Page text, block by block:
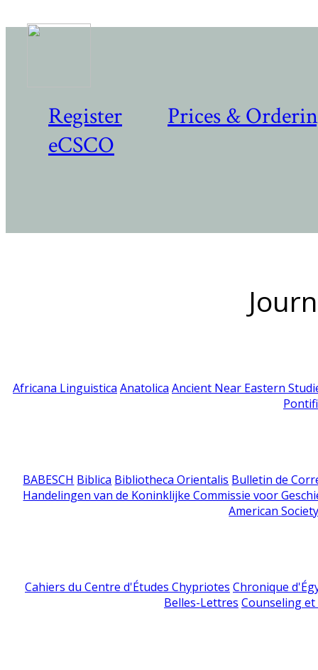
Register
Prices &
eCSCO
Africana Linguistica Anatolica Ancient Near Eastern
BABESCH Biblica Bibliotheca Orientalis Bulletin de
Handelingen van de Koninklijke Commissie voor
American
Cahiers du Centre d'Études Chypriotes Chronique
Belles-Lettres Counseling